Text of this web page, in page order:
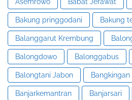
Bakung pringgodani Bakung
Balanggarut Krembung
Balongdowo Balonggabus
Balongtani Jabon Bangkingan
Banjarkemantran Banjarsari